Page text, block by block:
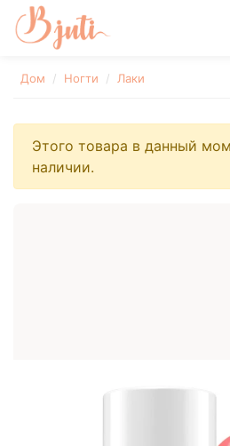
Дом Ногти Лаки
Этого товара в данный
наличии.